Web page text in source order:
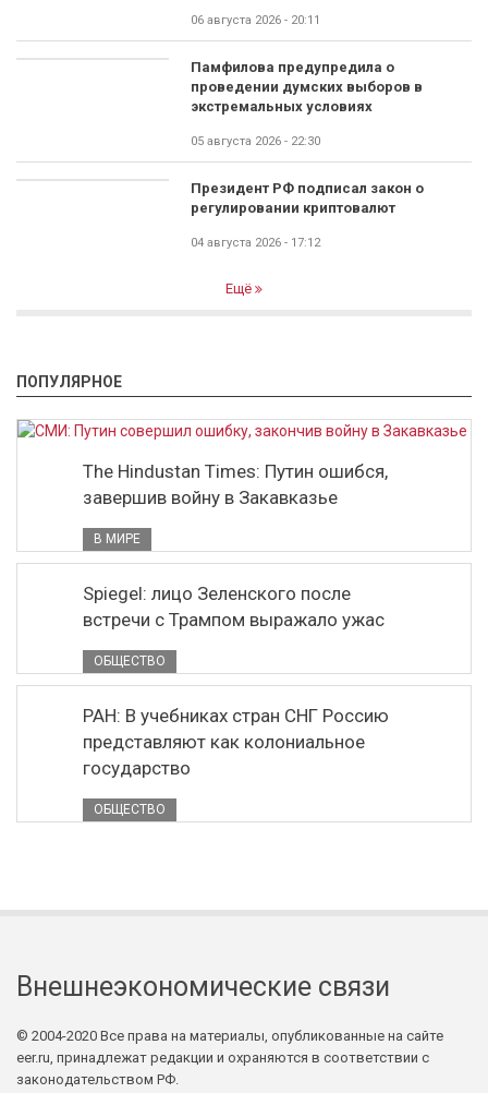
06 августа 2026 - 20:11
Памфилова предупредила о
проведении думских выборов в
экстремальных условиях
05 августа 2026 - 22:30
Президент РФ подписал закон о
регулировании криптовалют
04 августа 2026 - 17:12
Ещё
ПОПУЛЯРНОЕ
The Hindustan Times: Путин ошибся,
завершив войну в Закавказье
В МИРЕ
Spiegel: лицо Зеленского после
встречи с Трампом выражало ужас
ОБЩЕСТВО
РАН: В учебниках стран СНГ Россию
представляют как колониальное
государство
ОБЩЕСТВО
Внешнеэкономические связи
© 2004-2020 Все права на материалы, опубликованные на сайте
eer.ru, принадлежат редакции и охраняются в соответствии с
законодательством РФ.